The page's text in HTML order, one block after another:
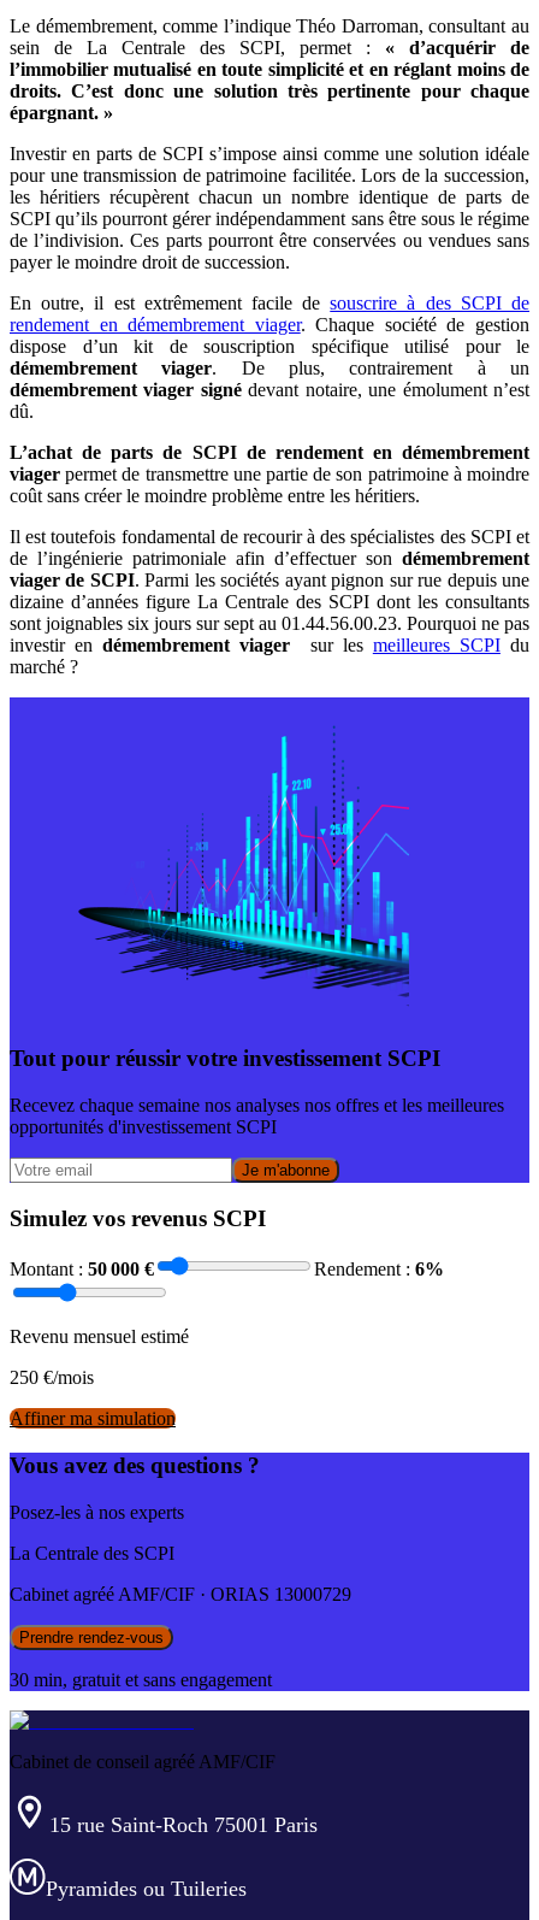
Le démembrement, comme l’indique Théo Darroman, consultant au
sein de La Centrale des SCPI, permet : « d’acquérir de
l’immobilier mutualisé en toute simplicité et en réglant moins de
droits. C’est donc une solution très pertinente pour chaque
épargnant. »
Investir en parts de SCPI s’impose ainsi comme une solution idéale
pour une transmission de patrimoine facilitée. Lors de la succession,
les héritiers récupèrent chacun un nombre identique de parts de
SCPI qu’ils pourront gérer indépendamment sans être sous le régime
de l’indivision. Ces parts pourront être conservées ou vendues sans
payer le moindre droit de succession.
En outre, il est extrêmement facile desouscrire à des SCPI de
rendement en démembrement viager. Chaque société de gestion
dispose d’un kit de souscription spécifique utilisé pour le
démembrement viager. De plus, contrairement à un
démembrement viager signédevant notaire, une émolument n’est
dû.
L’achat de parts de SCPI de rendement en démembrement
viager permet de transmettre une partie de son patrimoine à moindre
coût sans créer le moindre problème entre les héritiers.
Il est toutefois fondamental de recourir à des spécialistes des SCPI et
de l’ingénierie patrimoniale afin d’effectuer son démembrement
viager de SCPI. Parmi les sociétés ayant pignon sur rue depuis une
dizaine d’années figure La Centrale des SCPI dont les consultants
sont joignables six jours sur sept au 01.44.56.00.23. Pourquoi ne pas
investir endémembrement viager sur les meilleures SCPIdu
marché ?
Tout pour réussir votre investissement SCPI
Recevez chaque semaine nos analyses nos offres et les meilleures
opportunités d'investissement SCPI
Je m'abonne
Simulez vos revenus SCPI
Montant : 50 000 € Rendement : 6%
Revenu mensuel estimé
250 €/mois
Affiner ma simulation
Vous avez des questions ?
Posez-les à nos experts
La Centrale des SCPI
Cabinet agréé AMF/CIF · ORIAS 13000729
Prendre rendez-vous
30 min, gratuit et sans engagement
Cabinet de conseil agréé AMF/CIF
15 rue Saint-Roch 75001 Paris
Pyramides ou Tuileries